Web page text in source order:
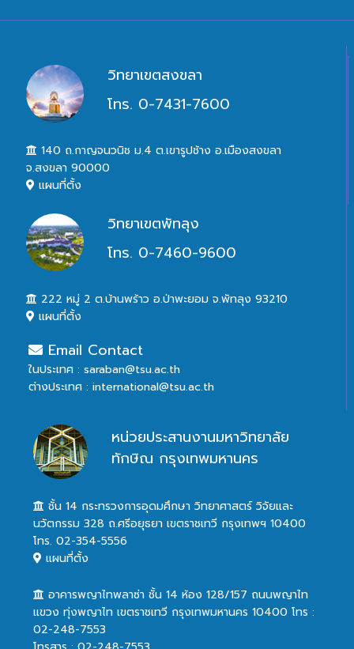
วิทยาเขตสงขลา
โทร. 0-7431-7600
140 ถ.กาญจนวนิช ม.4 ต.เขารูปช้าง อ.เมืองสงขลา
จ.สงขลา 90000
แผนที่ตั้ง
วิทยาเขตพัทลุง
โทร. 0-7460-9600
222 หมู่ 2 ต.บ้านพร้าว อ.ป่าพะยอม จ.พัทลุง 93210
แผนที่ตั้ง
Email Contact
ในประเทศ : saraban@tsu.ac.th
ต่างประเทศ : international@tsu.ac.th
หน่วยประสานงานมหาวิทยาลัย
ทักษิณ กรุงเทพมหานคร
ชั้น 14 กระทรวงการอุดมศึกษา วิทยาศาสตร์ วิจัยและ
นวัตกรรม 328 ถ.ศรีอยุธยา เขตราชเทวี กรุงเทพฯ 10400
โทร. 02-354-5556
แผนที่ตั้ง
อาคารพญาไทพลาซ่า ชั้น 14 ห้อง 128/157 ถนนพญาไท
แขวง ทุ่งพญาไท เขตราชเทวี กรุงเทพมหานคร 10400 โทร :
02-248-7553